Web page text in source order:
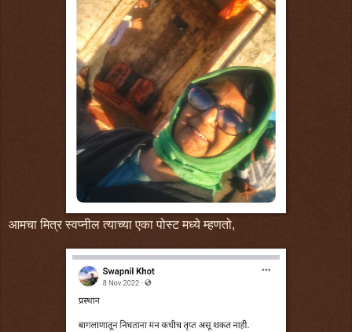
आमचा मित्र स्वप्नील त्याच्या एका पोस्ट मध्ये म्हणतो,